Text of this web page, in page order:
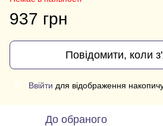
937 грн
Повідомити, коли
Ввійти для відображення
До обраного